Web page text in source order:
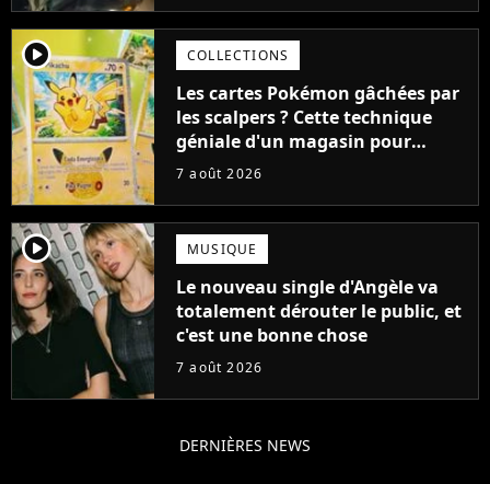
player2 COLLECTIONS
Les cartes Pokémon gâchées par
les scalpers ? Cette technique
géniale d'un magasin pour
ruiner les revendeurs
7 août 2026
player2 MUSIQUE
Le nouveau single d'Angèle va
totalement dérouter le public, et
c'est une bonne chose
7 août 2026
DERNIÈRES NEWS